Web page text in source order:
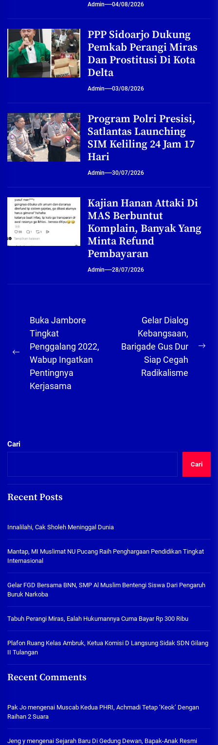
Admin 04/08/2026
PPP Sidoarjo Dukung
Pemkab Perangi Miras
Dan Prostitusi Di Kota
Delta
Admin 03/08/2026
Program Polri Presisi,
Satlantas Launching
SIM Keliling 24 Jam 17
Hari
Admin 30/07/2026
Kajian Hanan Attaki Di
MAS Berbuntut
Komplain, Banyak Yang
Minta Refund
Pembayaran
Admin 28/07/2026
Navigasi
pos
Previous
post:
Buka Jambore
Tingkat
Penggalang 2022,
Wabup Ingatkan
Pentingnya
Kerjasama
Gelar Dialog
Kebangsaan,
Barigade Gus Dur
Siap Cegah
Radikalisme
Cari
Cari
Recent Posts
Innalilahi, Cak Sholeh Meninggal Dunia
Mantap, MI Muslimat NU Pucang Raih Penghargaan Pendidikan Tingkat
Internasional
Gelar FGD Bersama BNN, SMP Al Muslim Bentengi Siswa Dari Pengaruh
Buruk Narkoba
Tabuh Perangi Miras, Ealah Hukumannya Cuma Bayar Rp 300 Ribu
Plafon Ruang Kelas Ambruk, Ketua Komisi D Langsung Sidak SDN Gilang
II Tulangan
Recent Comments
Pak Jo mengenai Muscab Kedua PHRI, Achmadi Tetap ‘Keok’ Dengan
Raihan 2 Suara
Jeng y mengenai Sejarah Baru Di Gedung Dewan, Bapak-Anak Resmi